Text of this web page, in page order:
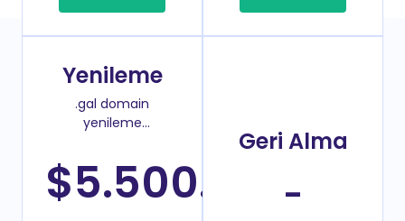
Yenileme
.gal domain
yenileme
$5.500.00 /Yıl
Geri Alma
-